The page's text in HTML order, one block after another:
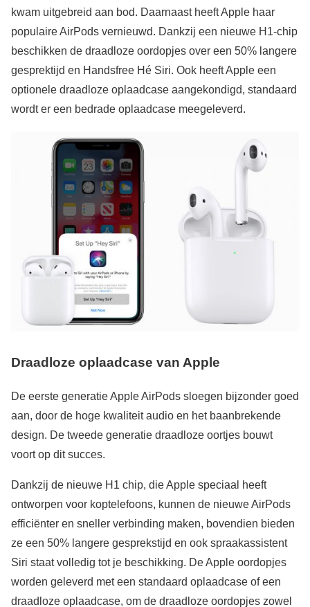
kwam uitgebreid aan bod. Daarnaast heeft Apple haar
populaire AirPods vernieuwd. Dankzij een nieuwe H1-chip
beschikken de draadloze oordopjes over een 50% langere
gesprektijd en Handsfree Hé Siri. Ook heeft Apple een
optionele draadloze oplaadcase aangekondigd, standaard
wordt er een bedrade oplaadcase meegeleverd.
Draadloze oplaadcase van Apple
De eerste generatie Apple AirPods sloegen bijzonder goed
aan, door de hoge kwaliteit audio en het baanbrekende
design. De tweede generatie draadloze oortjes bouwt
voort op dit succes.
Dankzij de nieuwe H1 chip, die Apple speciaal heeft
ontworpen voor koptelefoons, kunnen de nieuwe AirPods
efficiënter en sneller verbinding maken, bovendien bieden
ze een 50% langere gesprekstijd en ook spraakassistent
Siri staat volledig tot je beschikking. De Apple oordopjes
worden geleverd met een standaard oplaadcase of een
draadloze oplaadcase, om de draadloze oordopjes zowel